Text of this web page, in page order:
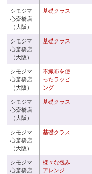
シモジマ
心斎橋店
（大阪）
基礎クラス
シモジマ
心斎橋店
（大阪）
基礎クラス
シモジマ
心斎橋店
（大阪）
不織布を使
ったラッピ
ング
シモジマ
心斎橋店
（大阪）
基礎クラス
シモジマ
心斎橋店
（大阪）
基礎クラス
シモジマ
心斎橋店
様々な包み
アレンジ